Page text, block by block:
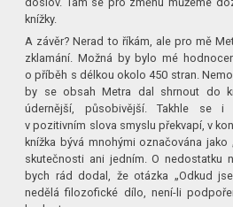
knížky.
A závěr? Nerad to říkám, ale pro mě
zklamání. Možná by bylo mé
o příběh s délkou okolo 450 stran.
by se obsah Metra dal shrnout do
údernější, působivější. Takhle se i
v pozitivním slova smyslu překvapí, v
knížka bývá mnohými označována jako
skutečnosti ani jedním. O nedostatku
bych rád dodal, že otázka „Odkud
nedělá filozofické dílo, není-li